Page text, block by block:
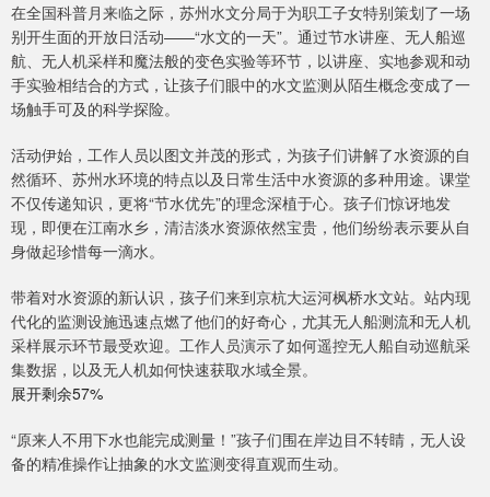
在全国科普月来临之际，苏州水文分局于为职工子女特别策划了一场
别开生面的开放日活动——“水文的一天”。通过节水讲座、无人船巡
航、无人机采样和魔法般的变色实验等环节，以讲座、实地参观和动
手实验相结合的方式，让孩子们眼中的水文监测从陌生概念变成了一
场触手可及的科学探险。
活动伊始，工作人员以图文并茂的形式，为孩子们讲解了水资源的自
然循环、苏州水环境的特点以及日常生活中水资源的多种用途。课堂
不仅传递知识，更将“节水优先”的理念深植于心。孩子们惊讶地发
现，即便在江南水乡，清洁淡水资源依然宝贵，他们纷纷表示要从自
身做起珍惜每一滴水。
带着对水资源的新认识，孩子们来到京杭大运河枫桥水文站。站内现
代化的监测设施迅速点燃了他们的好奇心，尤其无人船测流和无人机
采样展示环节最受欢迎。工作人员演示了如何遥控无人船自动巡航采
集数据，以及无人机如何快速获取水域全景。
展开剩余57%
“原来人不用下水也能完成测量！”孩子们围在岸边目不转睛，无人设
备的精准操作让抽象的水文监测变得直观而生动。